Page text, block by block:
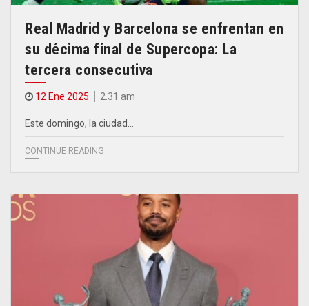
Real Madrid y Barcelona se enfrentan en
su décima final de Supercopa: La
tercera consecutiva
12 Ene 2025 2.31 am
Este domingo, la ciudad…
CONTINUE READING